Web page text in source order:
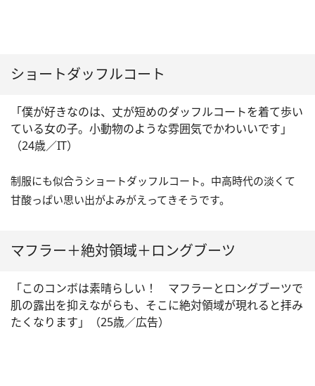
ショートダッフルコート
「僕が好きなのは、丈が短めのダッフルコートを着て歩い
ている女の子。小動物のような雰囲気でかわいいです」
（24歳／IT）
制服にも似合うショートダッフルコート。中高時代の淡くて
甘酸っぱい思い出がよみがえってきそうです。
マフラー＋絶対領域＋ロングブーツ
「このコンボは素晴らしい！ マフラーとロングブーツで
肌の露出を抑えながらも、そこに絶対領域が現れると拝み
たくなります」（25歳／広告）